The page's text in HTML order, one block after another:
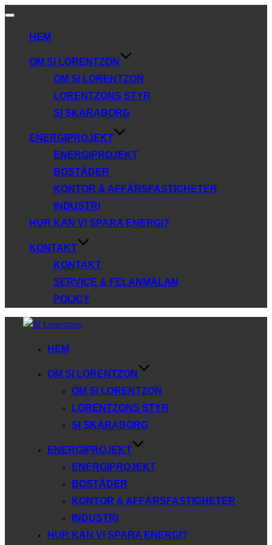
Slå
navigering
HEM
OM SI LORENTZON
OM SI LORENTZON
LORENTZONS STYR
SI SKARABORG
ENERGIPROJEKT
ENERGIPROJEKT
BOSTÄDER
KONTOR & AFFÄRSFASTIGHETER
INDUSTRI
HUR KAN VI SPARA ENERGI?
KONTAKT
KONTAKT
SERVICE & FELANMÄLAN
POLICY
Hoppa
HEM
OM SI LORENTZON
OM SI LORENTZON
LORENTZONS STYR
SI SKARABORG
ENERGIPROJEKT
ENERGIPROJEKT
BOSTÄDER
KONTOR & AFFÄRSFASTIGHETER
INDUSTRI
HUR KAN VI SPARA ENERGI?